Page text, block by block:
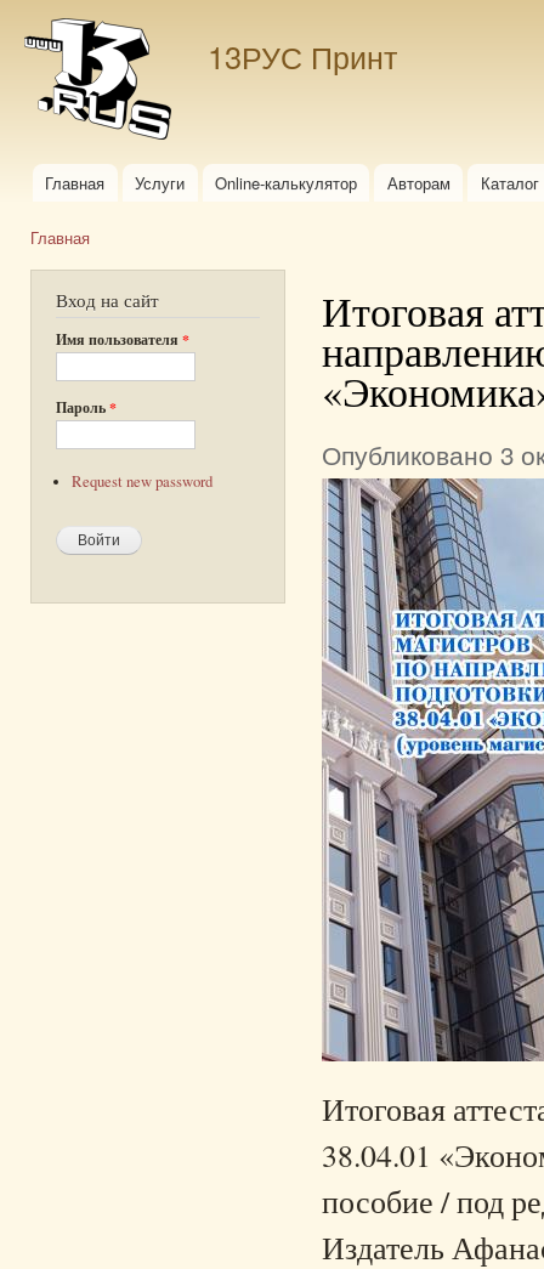
13РУС Принт
Главное меню
Главная Услуги Online-калькулятор Авторам
Главная
Вход на сайт
Имя пользователя *
Пароль*
Request new password
Итоговая
Опубликовано 3
Итоговая
38.04.01
пособие / под
Издатель